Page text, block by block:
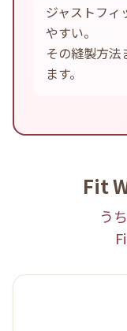
ジャストフィ
やすい。
その縫製方
ます。
Fit
う